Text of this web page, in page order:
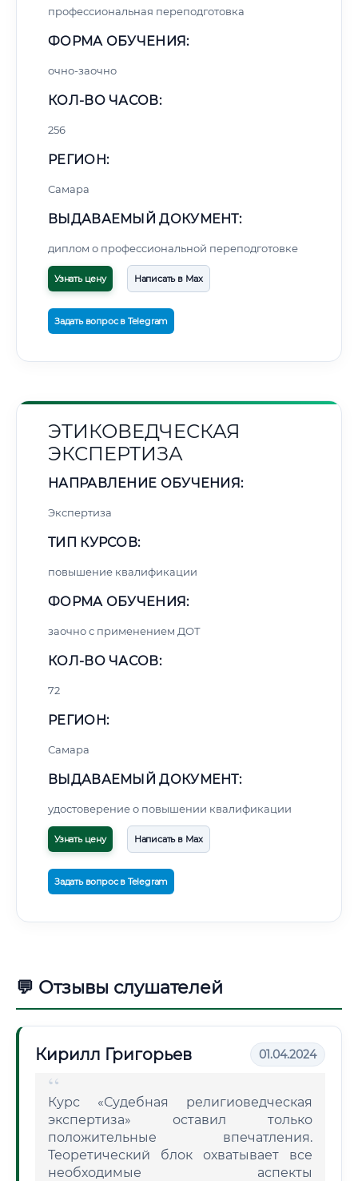
профессиональная переподготовка
ФОРМА ОБУЧЕНИЯ:
очно-заочно
КОЛ-ВО ЧАСОВ:
256
РЕГИОН:
Самара
ВЫДАВАЕМЫЙ ДОКУМЕНТ:
диплом о профессиональной переподготовке
Узнать цену Написать в Max
Задать вопрос в Telegram
ЭТИКОВЕДЧЕСКАЯ
ЭКСПЕРТИЗА
НАПРАВЛЕНИЕ ОБУЧЕНИЯ:
Экспертиза
ТИП КУРСОВ:
повышение квалификации
ФОРМА ОБУЧЕНИЯ:
заочно с применением ДОТ
КОЛ-ВО ЧАСОВ:
72
РЕГИОН:
Самара
ВЫДАВАЕМЫЙ ДОКУМЕНТ:
удостоверение о повышении квалификации
Узнать цену Написать в Max
Задать вопрос в Telegram
💬 Отзывы слушателей
Кирилл Григорьев 01.04.2024
Курс «Судебная религиоведческая
экспертиза» оставил только
положительные впечатления.
Теоретический блок охватывает все
необходимые аспекты